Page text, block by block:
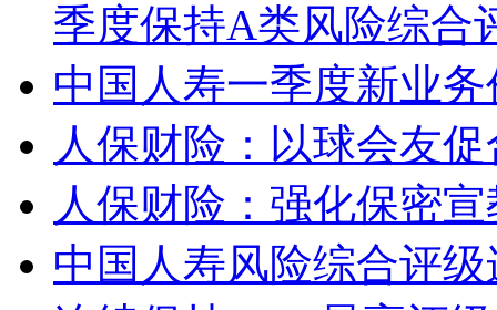
季度保持A类风险综合
中国人寿一季度新业
人保财险：以球会友
人保财险：强化保密
中国人寿风险综合评